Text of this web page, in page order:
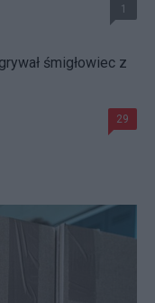
1
śmigłowiec z
29